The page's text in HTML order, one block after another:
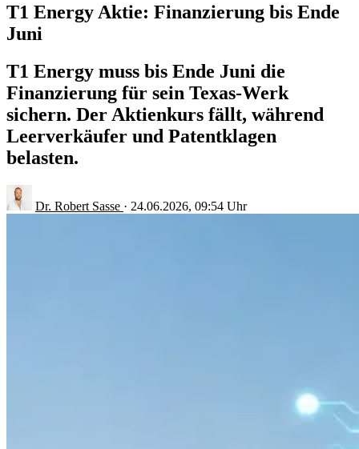
T1 Energy Aktie: Finanzierung bis Ende
Juni
T1 Energy muss bis Ende Juni die
Finanzierung für sein Texas-Werk
sichern. Der Aktienkurs fällt, während
Leerverkäufer und Patentklagen
belasten.
Dr. Robert Sasse · 24.06.2026, 09:54 Uhr